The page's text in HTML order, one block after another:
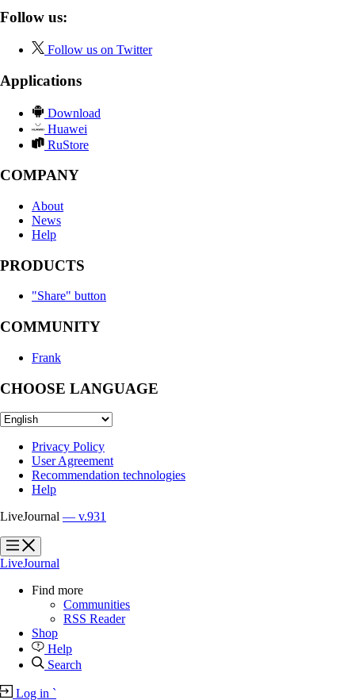
Follow us:
Follow us on Twitter
Applications
Download
Huawei
RuStore
COMPANY
About
News
Help
PRODUCTS
"Share" button
COMMUNITY
Frank
CHOOSE LANGUAGE
Privacy Policy
User Agreement
Recommendation technologies
Help
LiveJournal — v.931
?
?
LiveJournal
Find more
Communities
RSS Reader
Shop
Help
Search
Log in `